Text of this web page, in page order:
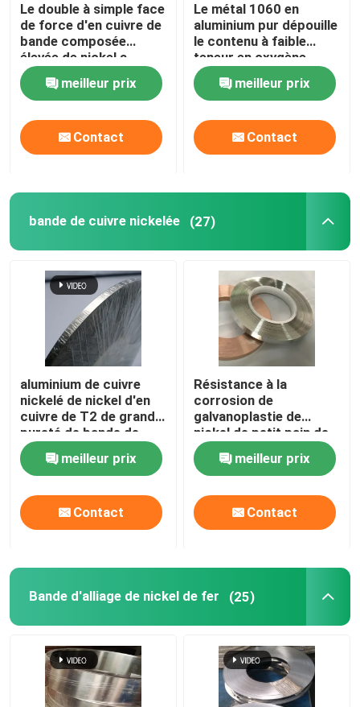
Visite d'usine
Contrôle de qualité
Contactez-nous
Bande de nickel pur
bande en acier nickelée
Bande de cuivre de nickel
bande de cuivre nickelée
métal emboutissant des pièces
Connecteur de barre omnibus de batterie
Barre omnibus de cuivre nickelée
Le double à simple face
de force d'en cuivre de
bande composée
élevée de nickel a
dégrossi
meilleur prix
Contact
Le métal 1060 en
aluminium pur dépouille
le contenu à faible
teneur en oxygène
utilisé pour le Signage
meilleur prix
Contact
bande de cuivre nickelée (27)
aluminium de cuivre
nickelé de nickel d'en
cuivre de T2 de grande
pureté de bande de
0.07-60mm
meilleur prix
Contact
Résistance à la
corrosion de
galvanoplastie de
nickel de petit pain de
cuivre au bain chaud de
bande meilleur prix
Contact
Bande d'alliage de nickel de fer (25)